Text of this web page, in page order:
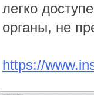
легко
органы, не
https://